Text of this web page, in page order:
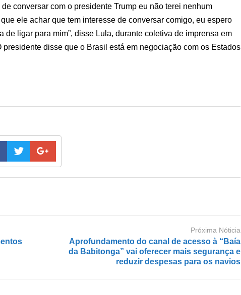
conversar com o presidente Trump eu não terei nenhum
ele achar que tem interesse de conversar comigo, eu espero
de ligar para mim”, disse Lula, durante coletiva de imprensa em
disse que o Brasil está em negociação com os Estados
Próxima Nóticia
Aprofundamento do canal de acesso à “Baía
da Babitonga” vai oferecer mais segurança e
reduzir despesas para os navios